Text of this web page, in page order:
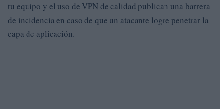
tu equipo y el uso de VPN de calidad publican una barrera
de incidencia en caso de que un atacante logre penetrar la
capa de aplicación.